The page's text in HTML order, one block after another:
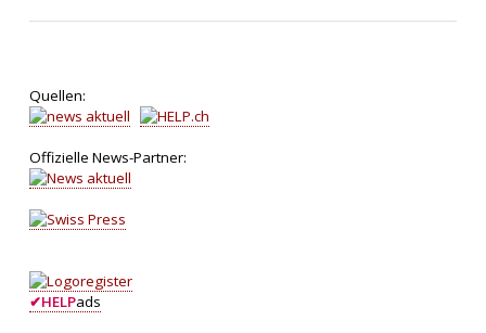
Quellen:
Offizielle News-Partner:
✔HELPads